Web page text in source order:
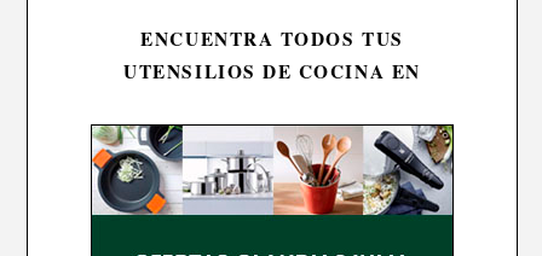
ENCUENTRA TODOS TUS
UTENSILIOS DE COCINA EN